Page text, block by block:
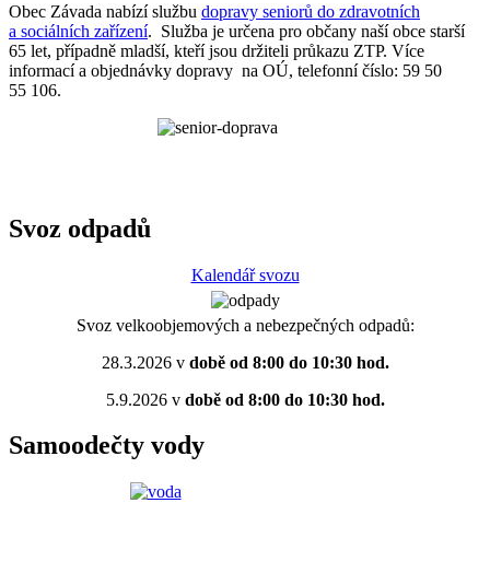
Obec Závada nabízí službu dopravy seniorů do zdravotních
a sociálních zařízení. Služba je určena pro občany naší obce starší
65 let, případně mladší, kteří jsou držiteli průkazu ZTP. Více
informací a objednávky dopravy na OÚ, telefonní číslo: 59 50
55 106.
Svoz odpadů
Kalendář svozu
Svoz velkoobjemových a nebezpečných odpadů:
28.3.2026 vdobě od 8:00 do 10:30 hod.
5.9.2026 vdobě od 8:00 do 10:30 hod.
Samoodečty vody